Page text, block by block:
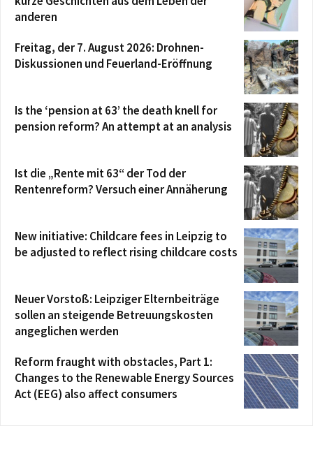
anderen
Freitag, der 7. August 2026: Drohnen-
Diskussionen und Feuerland-Eröffnung
Is the ‘pension at 63’ the death knell for
pension reform? An attempt at an analysis
Ist die „Rente mit 63“ der Tod der
Rentenreform? Versuch einer Annäherung
New initiative: Childcare fees in Leipzig to
be adjusted to reflect rising childcare costs
Neuer Vorstoß: Leipziger Elternbeiträge
sollen an steigende Betreuungskosten
angeglichen werden
Reform fraught with obstacles, Part 1:
Changes to the Renewable Energy Sources
Act (EEG) also affect consumers